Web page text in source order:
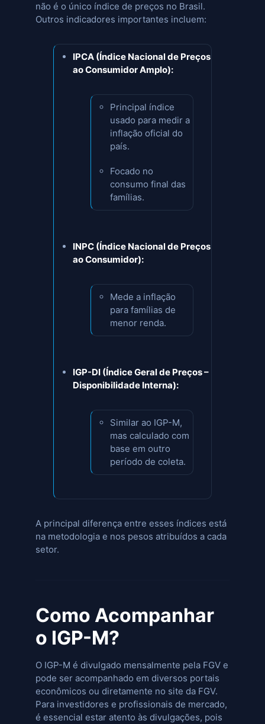
não é o único índice de preços no Brasil.
Outros indicadores importantes incluem:
IPCA (Índice Nacional de Preços
ao Consumidor Amplo):
Principal índice
usado para medir a
inflação oficial do
país.
Focado no
consumo final das
famílias.
INPC (Índice Nacional de Preços
ao Consumidor):
Mede a inflação
para famílias de
menor renda.
IGP-DI (Índice Geral de Preços –
Disponibilidade Interna):
Similar ao IGP-M,
mas calculado com
base em outro
período de coleta.
A principal diferença entre esses índices está
na metodologia e nos pesos atribuídos a cada
setor.
Como Acompanhar
o IGP-M?
O IGP-M é divulgado mensalmente pela FGV e
pode ser acompanhado em diversos portais
econômicos ou diretamente no site da FGV.
Para investidores e profissionais de mercado,
é essencial estar atento às divulgações, pois